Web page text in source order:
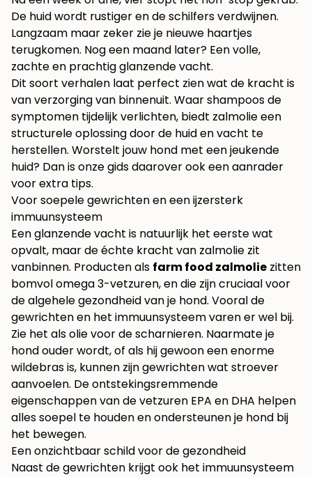
De huid wordt rustiger en de schilfers verdwijnen.
Langzaam maar zeker zie je nieuwe haartjes
terugkomen. Nog een maand later? Een volle,
zachte en prachtig glanzende vacht.
Dit soort verhalen laat perfect zien wat de kracht is
van verzorging van binnenuit. Waar shampoos de
symptomen tijdelijk verlichten, biedt zalmolie een
structurele oplossing door de huid en vacht te
herstellen. Worstelt jouw hond met eenjeukende
huid? Dan is onze gids daarover ook een aanrader
voor extra tips.
Voor soepele gewrichten en een ijzersterk
immuunsysteem
Een glanzende vacht is natuurlijk het eerste wat
opvalt, maar de échte kracht van zalmolie zit
vanbinnen. Producten als farm food zalmolie zitten
bomvol omega 3-vetzuren, en die zijn cruciaal voor
de algehele gezondheid van je hond. Vooral de
gewrichten en het immuunsysteem varen er wel bij.
Zie het als olie voor de scharnieren. Naarmate je
hond ouder wordt, of als hij gewoon een enorme
wildebras is, kunnen zijn gewrichten wat stroever
aanvoelen. De ontstekingsremmende
eigenschappen van de vetzuren EPA en DHA helpen
alles soepel te houden en ondersteunen je hond bij
het bewegen.
Een onzichtbaar schild voor de gezondheid
Naast de gewrichten krijgt ook het immuunsysteem